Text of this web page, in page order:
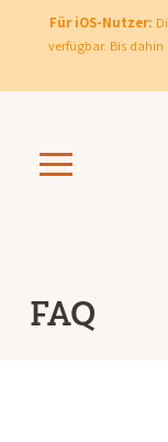
Für iOS-Nutzer:
verfügbar. Bis
FAQ